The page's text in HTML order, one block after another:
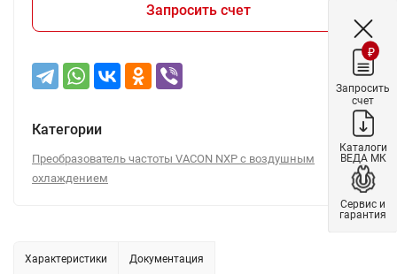
Запросить счет
Категории
Преобразователь частоты VACON NXP c воздушным
охлаждением
Характеристики Документация
₽
Запросить
счет
Каталоги
ВЕДА МК
Сервис и
гарантия